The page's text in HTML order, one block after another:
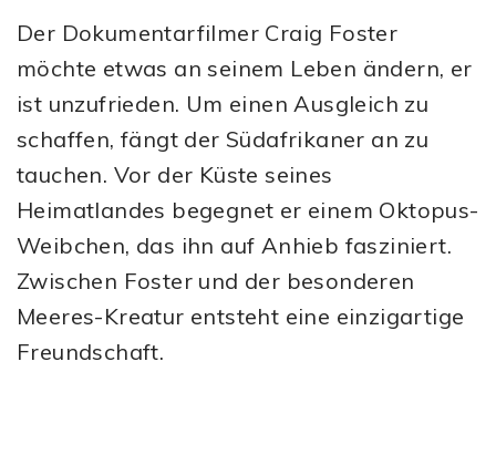
Der Dokumentarfilmer Craig Foster
möchte etwas an seinem Leben ändern, er
ist unzufrieden. Um einen Ausgleich zu
schaffen, fängt der Südafrikaner an zu
tauchen. Vor der Küste seines
Heimatlandes begegnet er einem Oktopus-
Weibchen, das ihn auf Anhieb fasziniert.
Zwischen Foster und der besonderen
Meeres-Kreatur entsteht eine einzigartige
Freundschaft.